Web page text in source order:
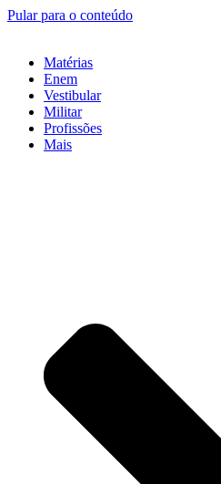
Pular para o conteúdo
Matérias
Enem
Vestibular
Militar
Profissões
Mais